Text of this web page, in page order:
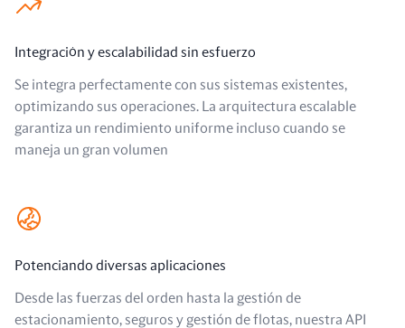
Integración y escalabilidad sin esfuerzo
Se integra perfectamente con sus sistemas existentes,
optimizando sus operaciones. La arquitectura escalable
garantiza un rendimiento uniforme incluso cuando se
maneja un gran volumen
Potenciando diversas aplicaciones
Desde las fuerzas del orden hasta la gestión de
estacionamiento, seguros y gestión de flotas, nuestra API